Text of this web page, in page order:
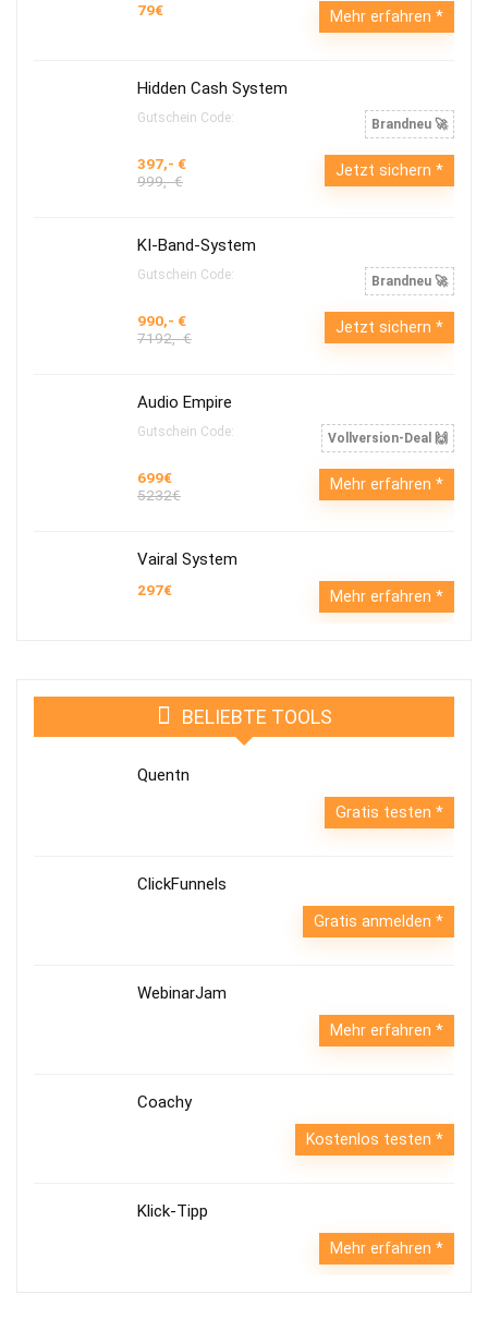
79€ Mehr erfahren
Hidden Cash System
Gutschein Code: Brandneu 🚀
397,- €
999,- €
Jetzt sichern
KI-Band-System
Gutschein Code: Brandneu 🚀
990,- €
7192,- €
Jetzt sichern
Audio Empire
Gutschein Code: Vollversion-Deal 🙌
699€
5232€
Mehr erfahren
Vairal System
297€ Mehr erfahren
BELIEBTE TOOLS
Quentn
Gratis testen
ClickFunnels
Gratis anmelden
WebinarJam
Mehr erfahren
Coachy
Kostenlos testen
Klick-Tipp
Mehr erfahren